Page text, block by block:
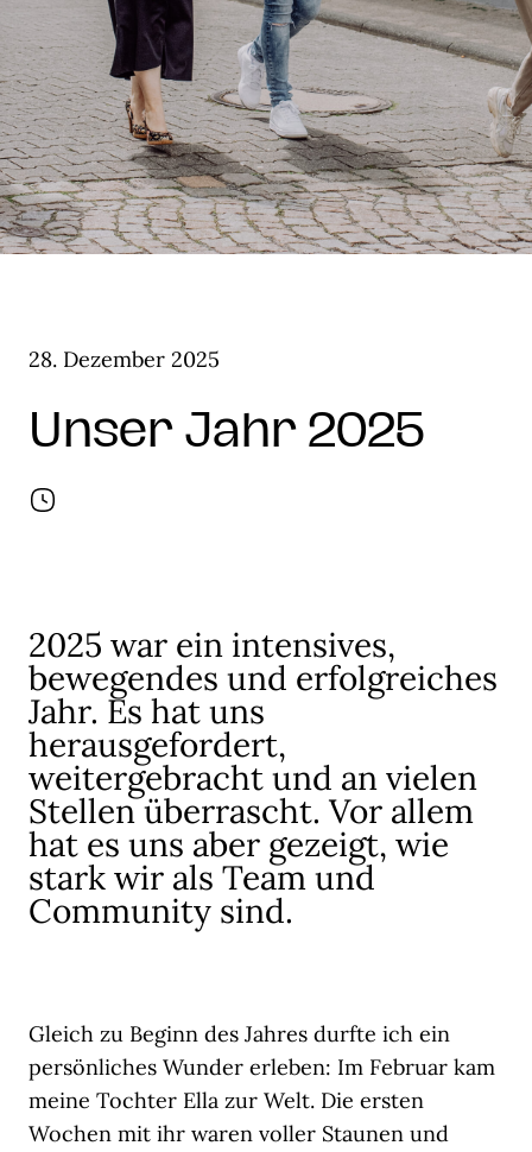
28. Dezember 2025
Unser Jahr 2025
2025 war ein intensives,
bewegendes und erfolgreiches
Jahr. Es hat uns
herausgefordert,
weitergebracht und an vielen
Stellen überrascht. Vor allem
hat es uns aber gezeigt, wie
stark wir als Team und
Community sind.
Gleich zu Beginn des Jahres durfte ich ein
persönliches Wunder erleben: Im Februar kam
meine Tochter Ella zur Welt. Die ersten
Wochen mit ihr waren voller Staunen und